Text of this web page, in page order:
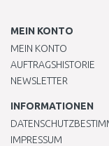
MEIN KONTO
MEIN KONTO
AUFTRAGSHISTORIE
NEWSLETTER
INFORMATIONEN
IMPRESSUM